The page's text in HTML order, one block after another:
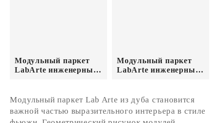
Модульный паркет
LabArte инженерный
Прозрачный лак
Модульный паркет
LabArte инженерный
Лак
Модульный паркет Lab Arte из дуба становится
важной частью выразительного интерьера в стиле